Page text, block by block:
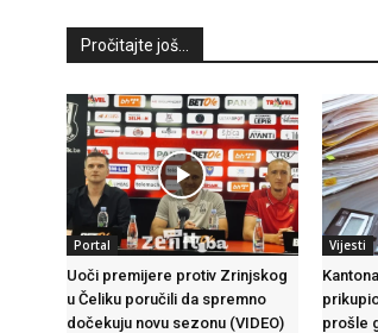
Pročitajte još...
Portal
Uoči premijere protiv Zrinjskog
u Čeliku poručili da spremno
dočekuju novu sezonu (VIDEO)
Vijesti
prošle